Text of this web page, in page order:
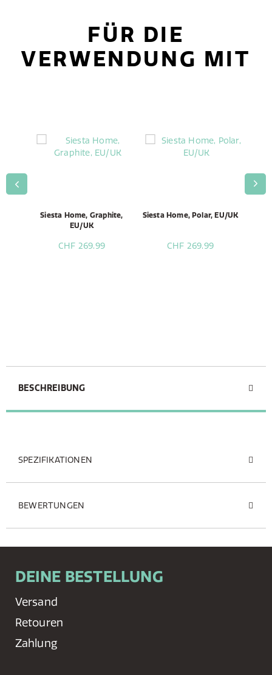
FÜR DIE
VERWENDUNG MIT
Siesta Home, Graphite,
EU/UK
CHF 269.99
Siesta Home, Polar, EU/UK
CHF 269.99
BESCHREIBUNG
SPEZIFIKATIONEN
BEWERTUNGEN
DEINE BESTELLUNG
Versand
Retouren
Zahlung